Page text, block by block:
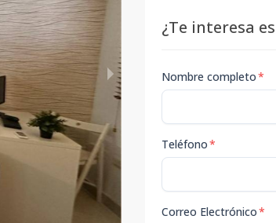
¿Te interesa
Nombre completo*
Teléfono*
Correo Electrónico*